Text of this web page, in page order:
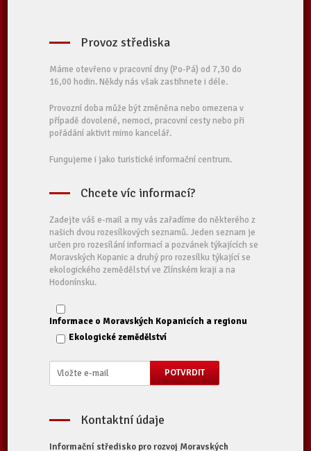
Provoz střediska
Máme otevřeno v pracovní dny (Po-Pá) od 7,30 do
16,00 hodin. Někdy nás však zastihnete i déle.
Provozní doba může být změněna nebo omezena v
případě dovolené, nemoci, pracovní cesty nebo při
pořádání aktivit mimo kancelář.
Fungujeme i jako turistické informační centrum.
Chcete víc informací?
Zadejte váš e-mail a my vás zařadíme do některého z
našich dvou rozesílkových seznamů. Jeden seznam je
určen pro rozesílání informací a pozvánek týkajících se
Moravských Kopanic a druhý pro rozesílku týkající se
ekologického zemědělství ve Zlínském kraji a na
Hodonínsku.
Informace o Moravských Kopanicích a regionu
Ekologické zemědělství
Kontaktní údaje
Informační středisko pro rozvoj Moravských